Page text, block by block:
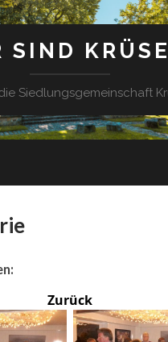
SIND
Siedlungsgemeinschaft
Zurück